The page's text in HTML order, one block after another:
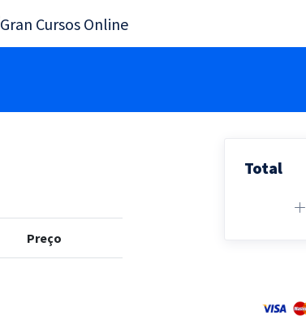
Preço
Total